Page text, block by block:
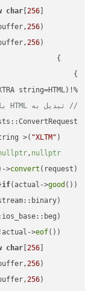
char[ 256
256
256
%!(EXTRA string=HTML)
// تبدیل به HTML با استفاده از Aspose.Cells
"XLTM"
    requestFile,
, nullptr
>convert (request);
if(actual->good
>eof
char[ 256
256
256